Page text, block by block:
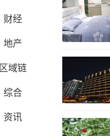
财经
地产
区域链
综合
资讯